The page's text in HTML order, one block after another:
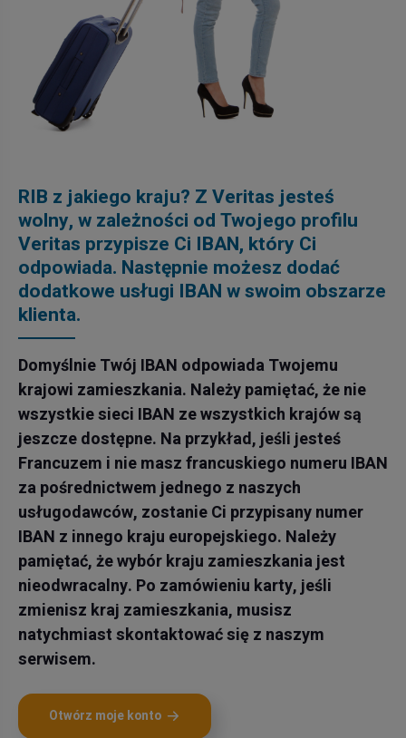
RIB z jakiego kraju? Z Veritas jesteś
wolny, w zależności od Twojego profilu
Veritas przypisze Ci IBAN, który Ci
odpowiada. Następnie możesz dodać
dodatkowe usługi IBAN w swoim obszarze
klienta.
Domyślnie Twój IBAN odpowiada Twojemu
krajowi zamieszkania. Należy pamiętać, że nie
wszystkie sieci IBAN ze wszystkich krajów są
jeszcze dostępne. Na przykład, jeśli jesteś
Francuzem i nie masz francuskiego numeru IBAN
za pośrednictwem jednego z naszych
usługodawców, zostanie Ci przypisany numer
IBAN z innego kraju europejskiego. Należy
pamiętać, że wybór kraju zamieszkania jest
nieodwracalny. Po zamówieniu karty, jeśli
zmienisz kraj zamieszkania, musisz
natychmiast skontaktować się z naszym
serwisem.
Otwórz moje konto